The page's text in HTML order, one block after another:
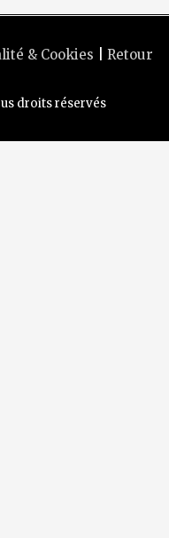
& Cookies
Retour
droits réservés